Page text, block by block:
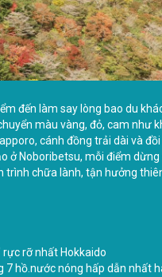
đến làm say lòng bao du
màu vàng, đỏ, cam như
cánh đồng trải dài và
ở Noboribetsu, mỗi điểm
trình chữa lành, tận hưởng
rực rỡ nhất Hokkaido
7 hồ.nước nóng hấp dẫn nhất